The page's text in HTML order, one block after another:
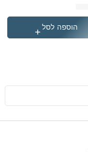
הוספה לסל